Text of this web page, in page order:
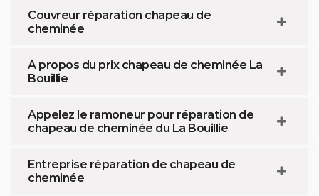
Couvreur réparation chapeau de
cheminée
A propos du prix chapeau de cheminée La
Bouillie
Appelez le ramoneur pour réparation de
chapeau de cheminée du La Bouillie
Entreprise réparation de chapeau de
cheminée